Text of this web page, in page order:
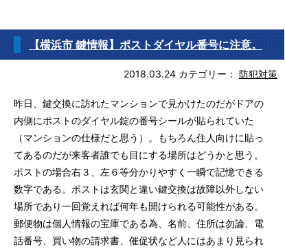
【横浜市 鍵情報】ポストダイヤル番号に注意。
2018.03.24 カテゴリー： 防犯対策
昨日、鍵交換に訪れたマンションで見かけたのだがドアの
内側にポストのダイヤル錠の番号シールが貼られていた
（マンションの仕様だと思う）。もちろん住人向けに貼っ
てあるのだが来客者誰でも目にする場所はどうかと思う。
ポストの場合右３、左６等分かりやすく一瞬で記憶できる
数字である。ポストは玄関と違い鍵交換は故障以外しない
場所であり一回覚えれば何年も開けられる可能性がある。
郵便物は個人情報の宝庫である為、名前、住所は勿論、電
話番号、買い物の請求書、催促状など人にはあまり見られ